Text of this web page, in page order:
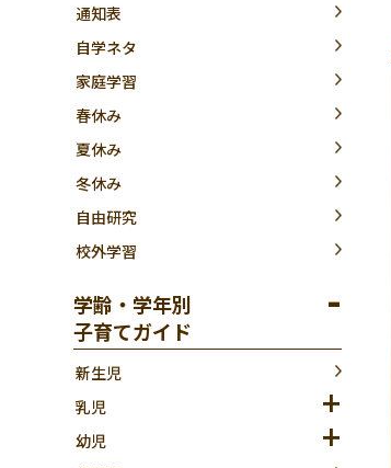
通知表
自学ネタ
家庭学習
春休み
夏休み
冬休み
自由研究
校外学習
学齢・学年別
子育てガイド
新生児
乳児
幼児